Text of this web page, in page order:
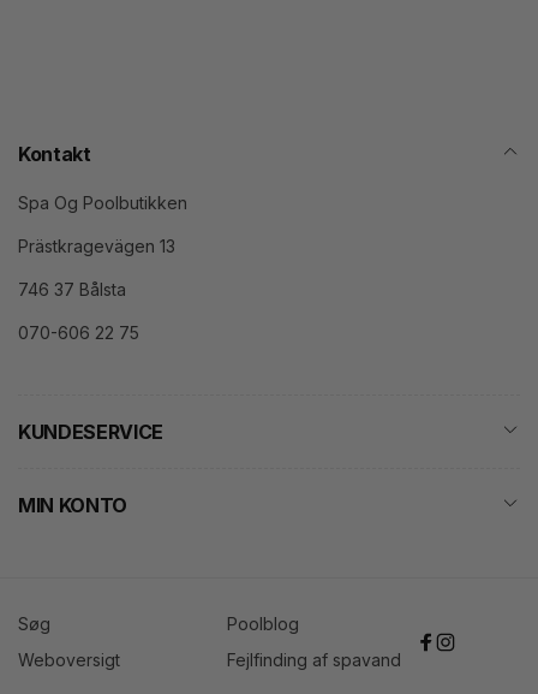
Kontakt
Spa Og Poolbutikken
Prästkragevägen 13
746 37 Bålsta
070-606 22 75
KUNDESERVICE
MIN KONTO
Søg
Poolblog
Weboversigt
Fejlfinding af spavand Facebook
Instagram